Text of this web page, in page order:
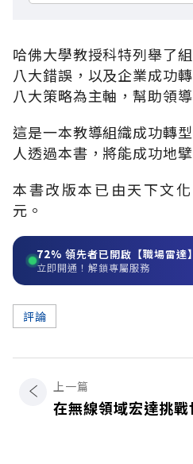
哈佛大學教授科特列舉了
八大錯誤，以及企業成功
八大策略為主軸，幫助領
這是一本教導組織成功轉
人透過本書，將能成功地
本書改版本已由天下文
元。
72% 領先者已開啟【職場雷達】
立即開通！解鎖專屬服務
評論
上一篇
在無線領域宏達挑